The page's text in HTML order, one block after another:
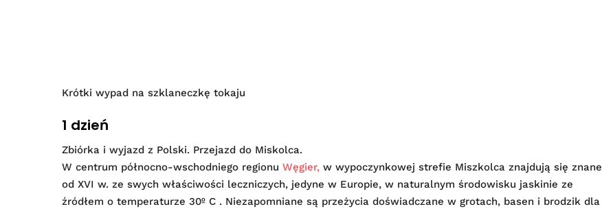
Krótki wypad na szklaneczkę tokaju
1 dzień
Zbiórka i wyjazd z Polski. Przejazd do Miskolca.
W centrum północno-wschodniego regionu Węgier, w wypoczynkowej strefie Miszkolca znajdują się znane
od XVI w. ze swych właściwości leczniczych, jedyne w Europie, w naturalnym środowisku jaskinie ze
źródłem o temperaturze 30º C . Niezapomniane są przeżycia doświadczane w grotach, basen i brodzik dla